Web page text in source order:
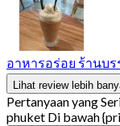
อาหารอร่อย ร้านบ
Lihat review lebih
Pertanyaan yang
phuket Di bawah